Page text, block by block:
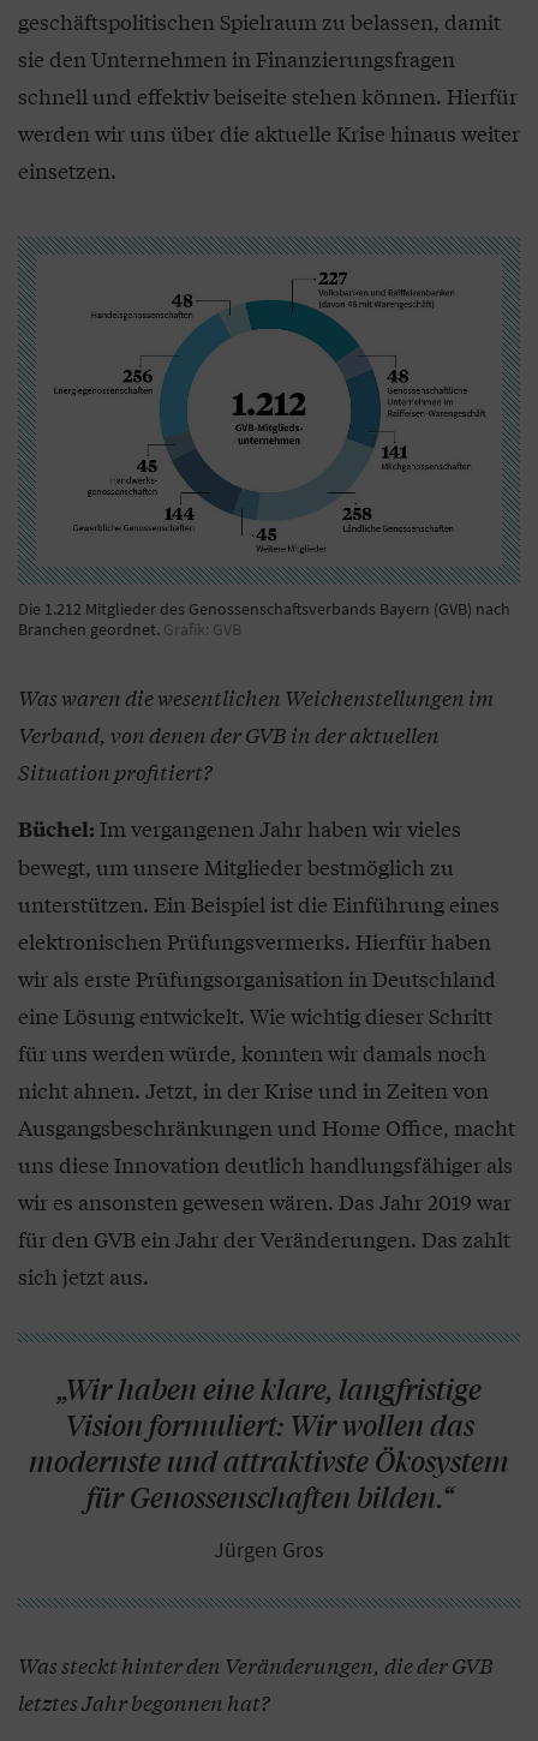
geschäftspolitischen Spielraum zu belassen, damit
sie den Unternehmen in Finanzierungsfragen
schnell und effektiv beiseite stehen können. Hierfür
werden wir uns über die aktuelle Krise hinaus weiter
einsetzen.
Die 1.212 Mitglieder des Genossenschaftsverbands Bayern (GVB) nach
Branchen geordnet. Grafik: GVB
Was waren die wesentlichen Weichenstellungen im
Verband, von denen der GVB in der aktuellen
Situation profitiert?
Büchel: Im vergangenen Jahr haben wir vieles
bewegt, um unsere Mitglieder bestmöglich zu
unterstützen. Ein Beispiel ist die Einführung eines
elektronischen Prüfungsvermerks. Hierfür haben
wir als erste Prüfungsorganisation in Deutschland
eine Lösung entwickelt. Wie wichtig dieser Schritt
für uns werden würde, konnten wir damals noch
nicht ahnen. Jetzt, in der Krise und in Zeiten von
Ausgangsbeschränkungen und Home Office, macht
uns diese Innovation deutlich handlungsfähiger als
wir es ansonsten gewesen wären. Das Jahr 2019 war
für den GVB ein Jahr der Veränderungen. Das zahlt
sich jetzt aus.
„Wir haben eine klare, langfristige
Vision formuliert: Wir wollen das
modernste und attraktivste Ökosystem
für Genossenschaften bilden.“
Jürgen Gros
Was steckt hinter den Veränderungen, die der GVB
letztes Jahr begonnen hat?